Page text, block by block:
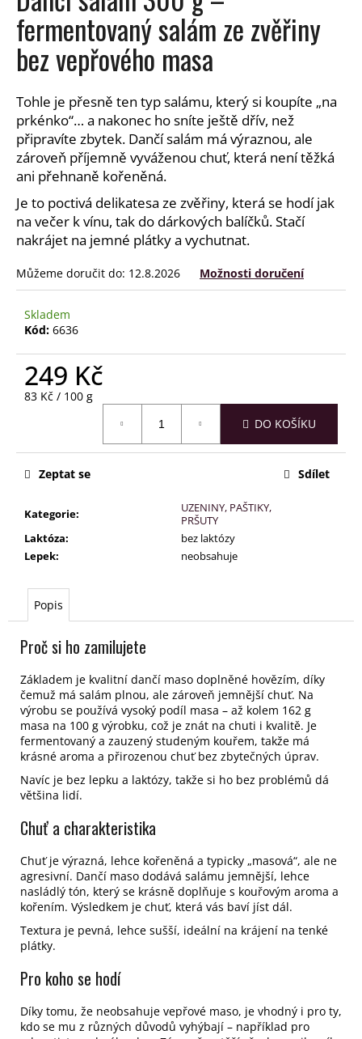
fermentovaný salám ze zvěřiny
bez vepřového masa
Tohle je přesně ten typ salámu, který si koupíte „na
prkénko“… a nakonec ho sníte ještě dřív, než
připravíte zbytek. Dančí salám má výraznou, ale
zároveň příjemně vyváženou chuť, která není těžká
ani přehnaně kořeněná.
Je to poctivá delikatesa ze zvěřiny, která se hodí jak
na večer k vínu, tak do dárkových balíčků. Stačí
nakrájet na jemné plátky a vychutnat.
Můžeme doručit do: 12.8.2026 Možnosti doručení
Skladem
Kód: 6636
249 Kč
Měrná
83 Kč / 100 g
DO KOŠÍKU
Kategorie:
UZENINY, PAŠTIKY,
PRŠUTY
Laktóza:
bez laktózy
Lepek: neobsahuje
Zeptat se Sdílet
Popis
Proč si ho zamilujete
Základem je kvalitní dančí maso doplněné hovězím, díky
čemuž má salám plnou, ale zároveň jemnější chuť. Na
výrobu se používá vysoký podíl masa – až kolem 162 g
masa na 100 g výrobku, což je znát na chuti i kvalitě. Je
fermentovaný a zauzený studeným kouřem, takže má
krásné aroma a přirozenou chuť bez zbytečných úprav.
Navíc je bez lepku a laktózy, takže si ho bez problémů dá
většina lidí.
Chuť a charakteristika
Chuť je výrazná, lehce kořeněná a typicky „masová“, ale ne
agresivní. Dančí maso dodává salámu jemnější, lehce
nasládlý tón, který se krásně doplňuje s kouřovým aroma a
kořením. Výsledkem je chuť, která vás baví jíst dál.
Textura je pevná, lehce sušší, ideální na krájení na tenké
plátky.
Pro koho se hodí
Díky tomu, že neobsahuje vepřové maso, je vhodný i pro ty,
kdo se mu z různých důvodů vyhýbají – například pro
a
j
?
o
p
u
e